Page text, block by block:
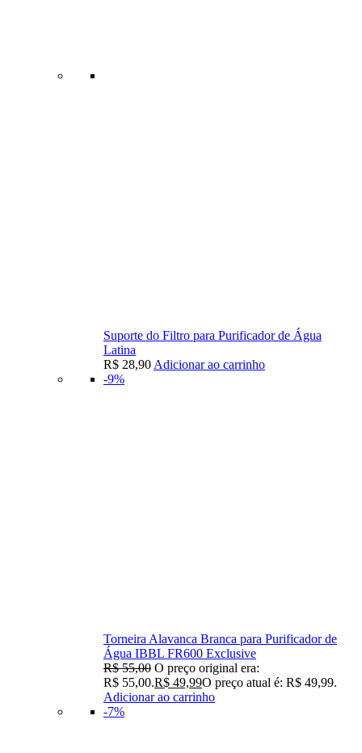
Suporte do Filtro para Purificador de Água
Latina
R$ 28,90 Adicionar ao carrinho
-9%
Torneira Alavanca Branca para Purificador de
Água IBBL FR600 Exclusive
R$55,00 O preço original era:
R$ 55,00.R$ 49,99O preço atual é: R$ 49,99.
Adicionar ao carrinho
-7%